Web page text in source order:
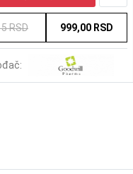
RSD 999,00 RSD